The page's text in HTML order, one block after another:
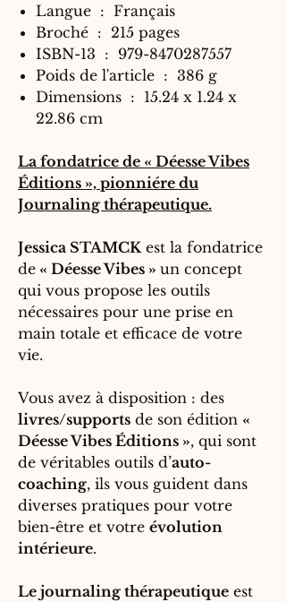
Langue ‏ : ‎ Français
Broché ‏ : ‎ 215 pages
ISBN-13 ‏ : ‎ 979-8470287557
Poids de l'article ‏ : ‎ 386 g
Dimensions ‏ : ‎ 15.24 x 1.24 x
22.86 cm
La fondatrice de « Déesse Vibes
Éditions », pionniére du
Journaling thérapeutique.
Jessica STAMCKest la fondatrice
de « Déesse Vibes » un concept
qui vous propose les outils
nécessaires pour une prise en
main totale et efficace de votre
vie.
Vous avez à disposition : des
livres/supports de son édition «
Déesse Vibes Éditions », qui sont
de véritables outils d’auto-
coaching, ils vous guident dans
diverses pratiques pour votre
bien-être et votre évolution
intérieure.
Le journaling thérapeutique est